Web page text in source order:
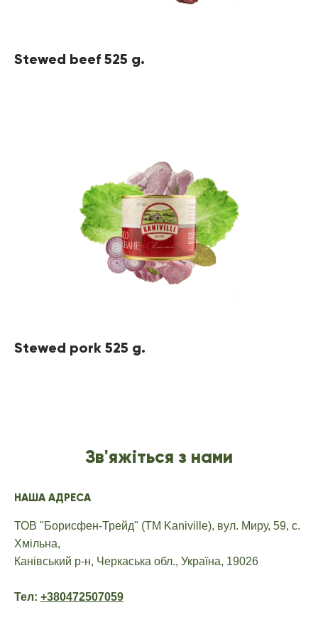
Stewed beef 525 g.
Stewed pork 525 g.
Зв'яжіться з нами
НАША АДРЕСА
ТОВ "Борисфен-Трейд" (ТМ Kaniville), вул. Миру, 59, с.
Хмільна,
Канівський р-н, Черкаська обл., Україна, 19026
Тел: +380472507059